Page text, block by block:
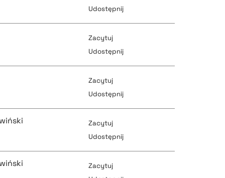
Udostępnij
pobierz cytat
pobierz cytat
Zacytuj
Udostępnij
pobierz cytat
Zacytuj
Udostępnij
pobierz cytat
Zacytuj
Udostępnij
Zacytuj